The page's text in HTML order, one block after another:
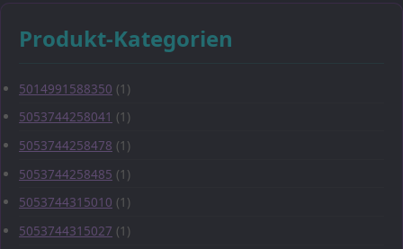
Produkt-Kategorien
5014991588350 (1)
5053744258041 (1)
5053744258478 (1)
5053744258485 (1)
5053744315010 (1)
5053744315027 (1)